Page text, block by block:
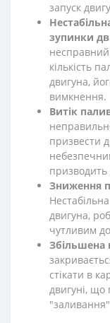
запуск
зупинки
кількість
двигуна,
вимкнення.
Витік
призвести
призводить
Зниження
двигуна,
чутливим
Збільшена
стікати в
двигуні, що